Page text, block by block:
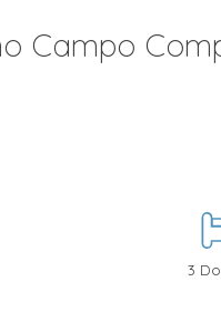
Campo
3